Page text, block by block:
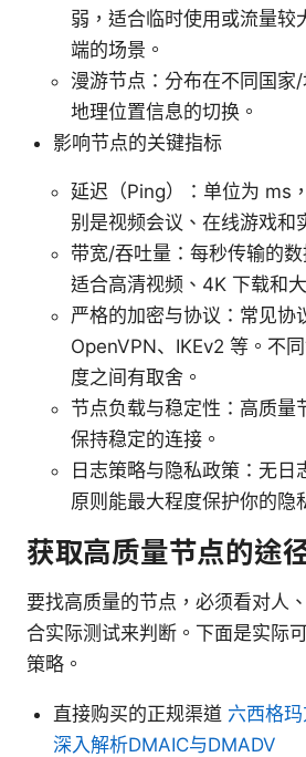
弱，适合临时使用或流量较
端的场景。
漫游节点：分布在不同国家
地理位置信息的切换。
影响节点的关键指标
延迟（Ping）：单位为 ms
别是视频会议、在线游戏和
带宽/吞吐量：每秒传输的数
适合高清视频、4K 下载和
严格的加密与协议：常见协
OpenVPN、IKEv2 等。不
度之间有取舍。
节点负载与稳定性：高质量
保持稳定的连接。
日志策略与隐私政策：无日
原则能最大程度保护你的隐
获取高质量节点的途
要找高质量的节点，必须看对人
合实际测试来判断。下面是实际
策略。
直接购买的正规渠道 六西格
深入解析DMAIC与DMADV